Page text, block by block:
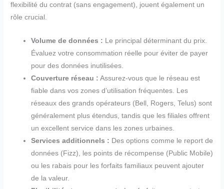
flexibilité du contrat (sans engagement), jouent également un
rôle crucial.
Volume de données : Le principal déterminant du prix.
Évaluez votre consommation réelle pour éviter de payer
pour des données inutilisées.
Couverture réseau : Assurez-vous que le réseau est
fiable dans vos zones d’utilisation fréquentes. Les
réseaux des grands opérateurs (Bell, Rogers, Telus) sont
généralement plus étendus, tandis que les filiales offrent
un excellent service dans les zones urbaines.
Services additionnels : Des options comme le report de
données (Fizz), les points de récompense (Public Mobile)
ou les rabais pour les forfaits familiaux peuvent ajouter
de la valeur.